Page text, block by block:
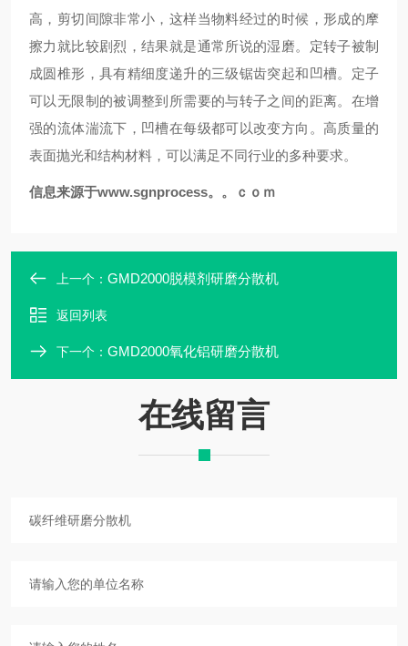
高，剪切间隙非常小，这样当物料经过的时候，形成的摩
擦力就比较剧烈，结果就是通常所说的湿磨。定转子被制
成圆椎形，具有精细度递升的三级锯齿突起和凹槽。定子
可以无限制的被调整到所需要的与转子之间的距离。在增
强的流体湍流下，凹槽在每级都可以改变方向。高质量的
表面抛光和结构材料，可以满足不同行业的多种要求。
信息来源于www.sgnprocess。。ｃｏｍ
上一个： GMD2000脱模剂研磨分散机
返回列表
下一个： GMD2000氧化铝研磨分散机
在线留言